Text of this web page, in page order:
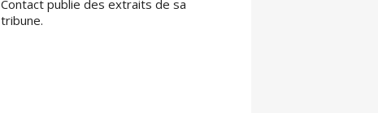
Contact publie des extraits de sa
tribune.